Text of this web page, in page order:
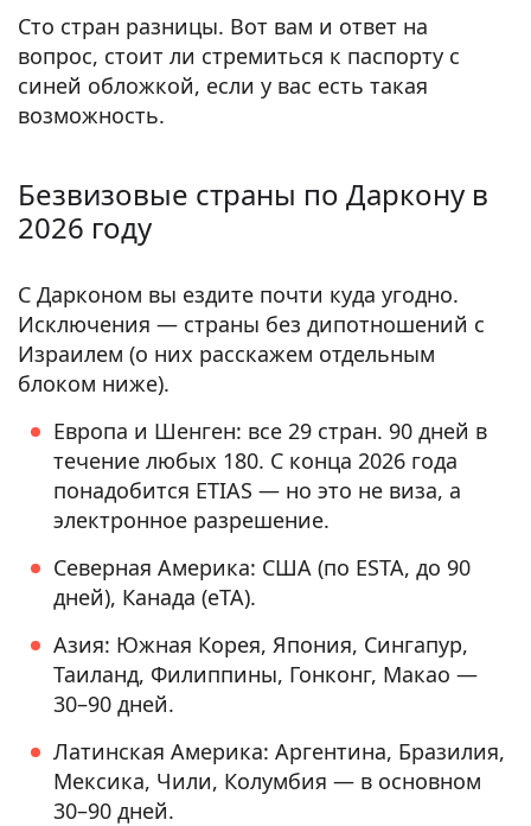
Сто стран разницы. Вот вам и ответ на
вопрос, стоит ли стремиться к паспорту с
синей обложкой, если у вас есть такая
возможность.
Безвизовые страны по Даркону в
2026 году
С Дарконом вы ездите почти куда угодно.
Исключения — страны без дипотношений с
Израилем (о них расскажем отдельным
блоком ниже).
Европа и Шенген: все 29 стран. 90 дней в
течение любых 180. С конца 2026 года
понадобится ETIAS — но это не виза, а
электронное разрешение.
Северная Америка: США (по ESTA, до 90
дней), Канада (eTA).
Азия: Южная Корея, Япония, Сингапур,
Таиланд, Филиппины, Гонконг, Макао —
30–90 дней.
Латинская Америка: Аргентина, Бразилия,
Мексика, Чили, Колумбия — в основном
30–90 дней.